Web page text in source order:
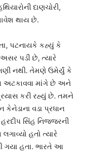
દાણચોરી,
થાય છે.
પટનાયકે કહ્યું કે
પડી છે, ત્યારે
નથી. તેમણે ઉમેર્યું કે
અટકાવવા માંગે છે અને
કરી રહ્યું છે. તમને
વડા પ્રધાન
સિંહ નિજ્જરની
હતો ત્યારે
ગયા હતા. ભારતે આ